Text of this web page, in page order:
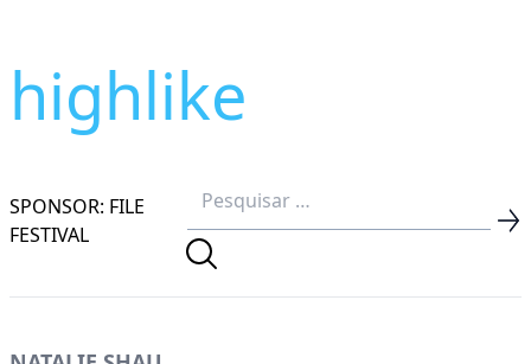
highlike
SPONSOR: FILE
FESTIVAL